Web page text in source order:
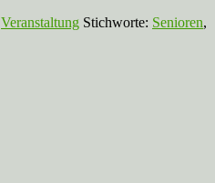
Veranstaltung Stichworte: Senioren,